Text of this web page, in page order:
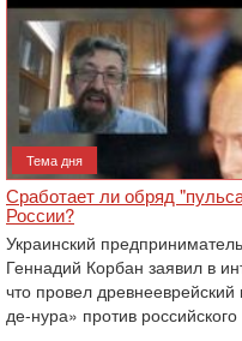
Тема дня
Сработает ли обряд
России?
Украинский
Геннадий Корбан ‎заявил в
что провел
де-нура» против российского